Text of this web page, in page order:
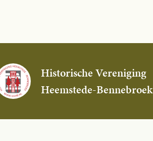
Historische Vereniging
Heemstede-Bennebroek